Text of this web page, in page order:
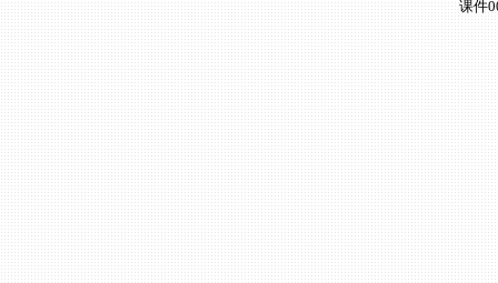
课件